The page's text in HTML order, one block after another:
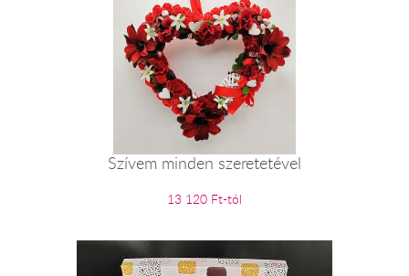
Szívem minden szeretetével
13 120 Ft-tól